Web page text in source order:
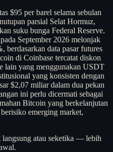
$95 per barel selama sebulan
parsial Selat Hormuz,
suku bunga Federal Reserve.
September 2026 melonjak
, berdasarkan data pasar futures
di Coinbase tercatat diskon
lain yang menggunakan USDT
yang konsisten dengan
$2,07 miliar dalam dua pekan
ini perlu dicermati sebagai
Bitcoin yang berkelanjutan
emerging market,
atau seketika — lebih